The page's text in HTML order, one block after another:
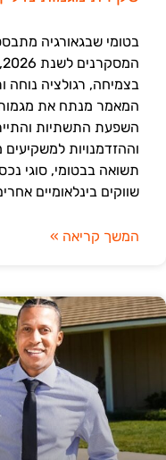
בטומי שבגאורגיה
בצמיחה, רגולציה נוחה
המאמר מנתח את מגמות
השפעת התשתיות
וההזדמנויות
תשואה בבטומי, סוגי
שווקים בינלאומיים
המשך קריאה »